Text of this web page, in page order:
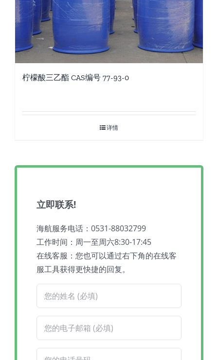
柠檬酸三乙酯 CAS编号 77-93-0
详情
立即联系!
海航服务电话：0531-88032799
工作时间：周一至周六8:30-17:45
在线客服：您也可以通过右下角的在线客
服工具获得更快捷的回复。